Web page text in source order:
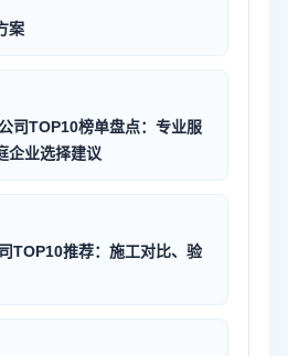
案
司TOP10榜单盘点：专业服
企业选择建议
TOP10推荐：施工对比、验